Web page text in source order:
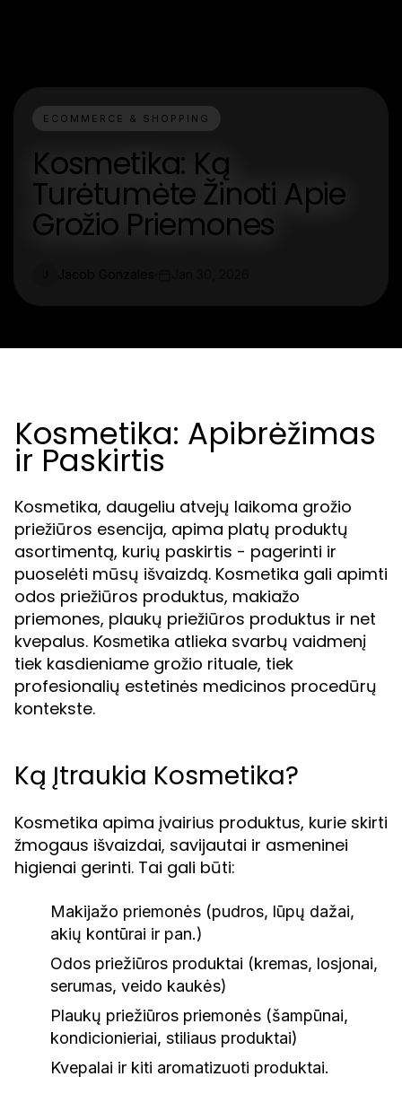
ECOMMERCE & SHOPPING
Kosmetika: Ką
Turėtumėte Žinoti Apie
Grožio Priemones
Kosmetika: Apibrėžimas
ir Paskirtis
Kosmetika, daugeliu atvejų laikoma grožio
priežiūros esencija, apima platų produktų
asortimentą, kurių paskirtis - pagerinti ir
puoselėti mūsų išvaizdą. Kosmetika gali apimti
odos priežiūros produktus, makiažo
priemones, plaukų priežiūros produktus ir net
kvepalus. Kosmetika atlieka svarbų vaidmenį
tiek kasdieniame grožio rituale, tiek
profesionalių estetinės medicinos procedūrų
kontekste.
Ką Įtraukia Kosmetika?
Kosmetika apima įvairius produktus, kurie skirti
žmogaus išvaizdai, savijautai ir asmeninei
higienai gerinti. Tai gali būti:
Makijažo priemonės (pudros, lūpų dažai,
akių kontūrai ir pan.)
Odos priežiūros produktai (kremas, losjonai,
serumas, veido kaukės)
Plaukų priežiūros priemonės (šampūnai,
kondicionieriai, stiliaus produktai)
Kvepalai ir kiti aromatizuoti produktai.